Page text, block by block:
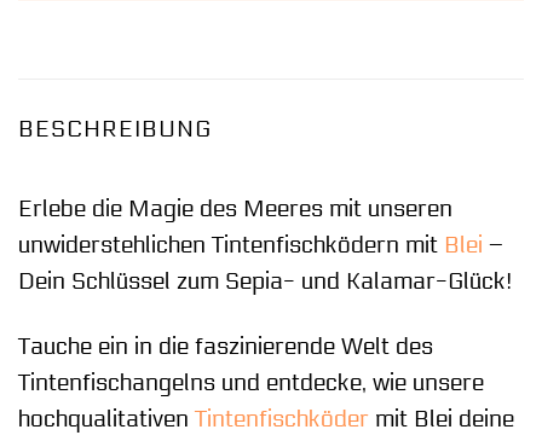
BESCHREIBUNG
Erlebe die Magie des Meeres mit unseren
unwiderstehlichen Tintenfischködern mit Blei –
Dein Schlüssel zum Sepia- und Kalamar-Glück!
Tauche ein in die faszinierende Welt des
Tintenfischangelns und entdecke, wie unsere
hochqualitativen Tintenfischköder mit Blei deine